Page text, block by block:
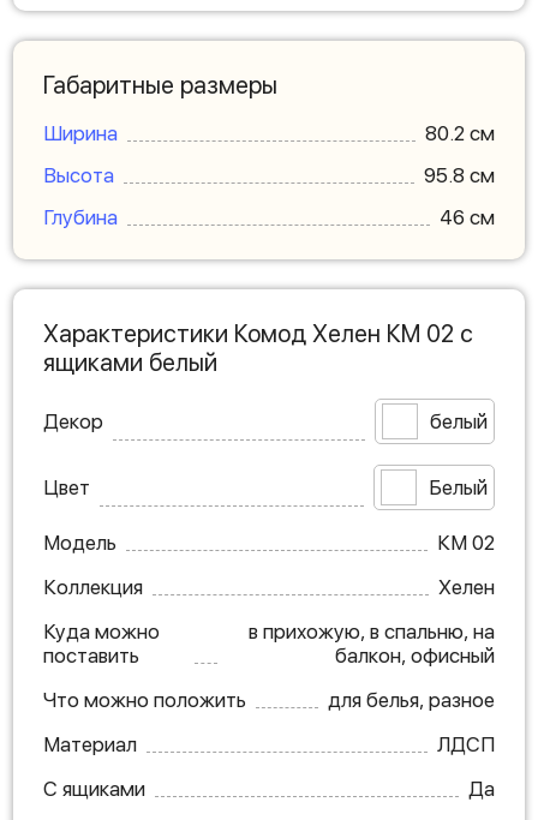
Габаритные размеры
Ширина
80.2 см
Высота
95.8 см
Глубина
46 см
Характеристики Комод Хелен КМ 02 с
ящиками белый
Декор белый
Цвет Белый
Модель
КМ 02
Коллекция
Хелен
Куда можно
поставить
в прихожую, в спальню, на
балкон, офисный
Что можно положить
для белья, разное
Материал
ЛДСП
С ящиками
Да